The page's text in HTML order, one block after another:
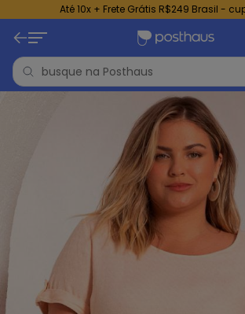
Até 10x + Frete Grátis R$249 Brasil -